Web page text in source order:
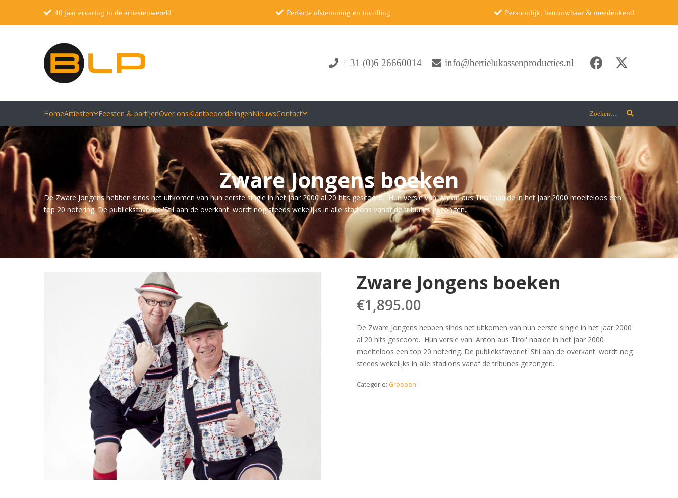
40 jaar ervaring in de artiestenwereld Perfecte afstemming en invulling Persoonlijk, betrouwbaar & meedenkend
+ 31 (0)6 26660014 info@bertielukassenproducties.nl
HomeArtiesten Feesten & partijenOver onsKlantbeoordelingenNieuwsContact Zoeken…
Zware Jongens boeken
De Zware Jongens hebben sinds het uitkomen van hun eerste single in het jaar 2000 al 20 hits gescoord. Hun versie van 'Anton aus Tirol' haalde in het jaar 2000 moeiteloos een
top 20 notering. De publieksfavoriet 'Stil aan de overkant' wordt nog steeds wekelijks in alle stadions vanaf de tribunes gezongen.
Zware Jongens boeken
€1,895.00
De Zware Jongens hebben sinds het uitkomen van hun eerste single in het jaar 2000
al 20 hits gescoord. Hun versie van 'Anton aus Tirol' haalde in het jaar 2000
moeiteloos een top 20 notering. De publieksfavoriet 'Stil aan de overkant' wordt nog
steeds wekelijks in alle stadions vanaf de tribunes gezongen.
Categorie: Groepen